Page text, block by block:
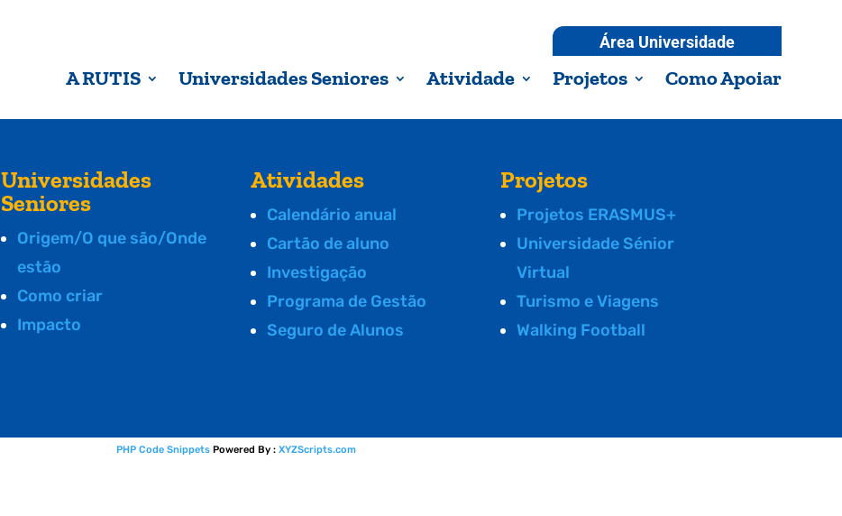
Área Universidade
A RUTIS Universidades Seniores Atividade Projetos Como Apoiar
Universidades
Seniores
Origem/O que são/Onde
estão
Como criar
Impacto
Atividades
Calendário anual
Cartão de aluno
Investigação
Programa de Gestão
Seguro de Alunos
Projetos
Projetos ERASMUS+
Universidade Sénior
Virtual
Turismo e Viagens
Walking Football
PHP Code Snippets Powered By : XYZScripts.com